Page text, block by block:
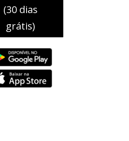
(30 dias
grátis)